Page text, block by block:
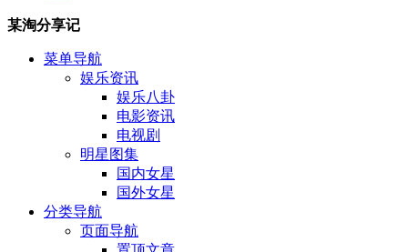
某淘分享记
菜单导航
娱乐资讯
娱乐八卦
电影资讯
电视剧
明星图集
国内女星
国外女星
分类导航
页面导航